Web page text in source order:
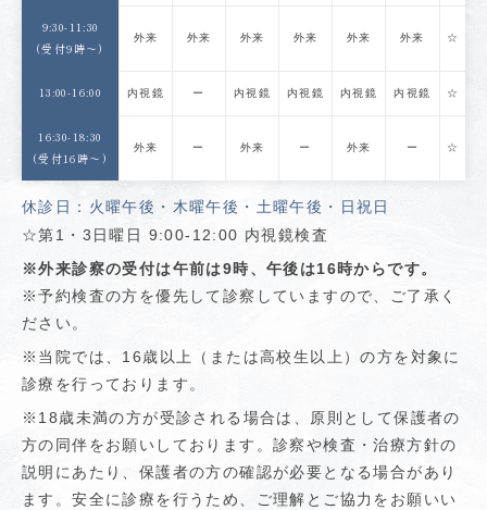
9:30-11:30
(受付9時〜)
外来 外来 外来 外来 外来 外来 ☆
13:00-16:00 内視鏡 ー 内視鏡 内視鏡 内視鏡 内視鏡 ☆
16:30-18:30
(受付16時〜)
外来 ー 外来 ー 外来 ー ☆
休診日：火曜午後・木曜午後・土曜午後・日祝日
☆第1・3日曜日 9:00-12:00 内視鏡検査
※外来診察の受付は午前は9時、午後は16時からです。
※予約検査の方を優先して診察していますので、ご了承く
ださい。
※当院では、16歳以上（または高校生以上）の方を対象に
診療を行っております。
※18歳未満の方が受診される場合は、原則として保護者の
方の同伴をお願いしております。診察や検査・治療方針の
説明にあたり、保護者の方の確認が必要となる場合があり
ます。安全に診療を行うため、ご理解とご協力をお願いい